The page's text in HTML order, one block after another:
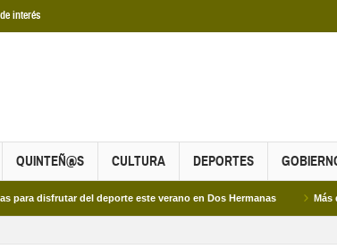
interés
QUINTEÑ@S CULTURA DEPORTES
del deporte este verano en Dos Hermanas Más de dos